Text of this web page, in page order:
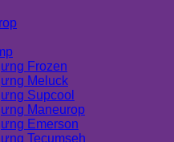
Frozen
Meluck
Supcool
Maneurop
Emerson
Tecumseh